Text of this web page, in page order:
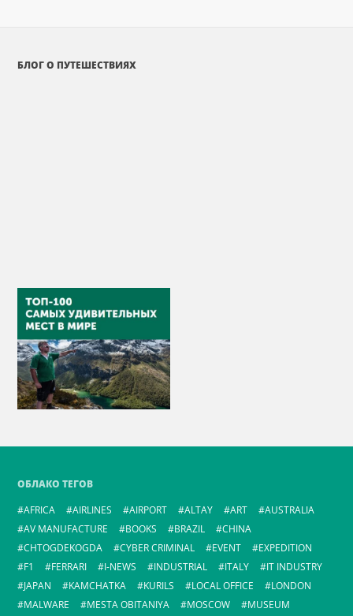
БЛОГ О ПУТЕШЕСТВИЯХ
ОБЛАКО ТЕГОВ
AFRICA
AIRLINES AIRPORT ALTAY ART
AUSTRALIA
AV MANUFACTURE
BOOKS BRAZIL
CHINA
CHTOGDEKOGDA
CYBER CRIMINAL EVENT
EXPEDITION
F1
FERRARI I-NEWS INDUSTRIAL ITALY
IT INDUSTRY
JAPAN
KAMCHATKA KURILS LOCAL OFFICE
LONDON
MALWARE
MESTA OBITANIYA MOSCOW
MUSEUM